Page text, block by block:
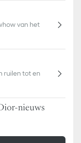
van het
ruilen tot en
nieuws